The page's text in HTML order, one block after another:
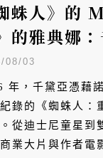
蛛人》的
的雅典娜
年最耀眼
08/03
年，千黛亞憑藉
錄的《蜘蛛人：
從迪士尼童星到
業大片與作者電